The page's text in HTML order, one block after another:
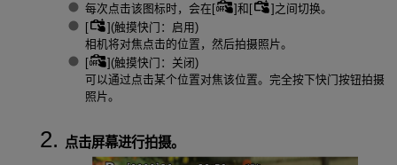
每次点击该图标时，会在[
]和[
]之间切换。
[
](触摸快门：启用)
相机将对焦点击的位置，然后拍摄照片。
[
](触摸快门：关闭)
可以通过点击某个位置对焦该位置。完全按下快门按钮拍摄
照片。
点击屏幕进行拍摄。